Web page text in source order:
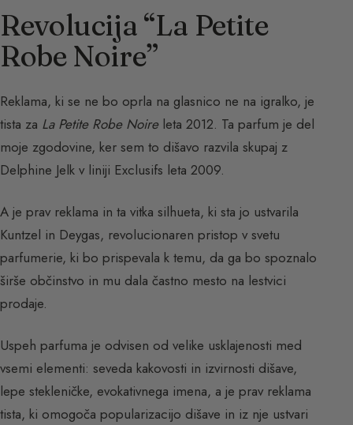
Revolucija “La Petite
Robe Noire”
Reklama, ki se ne bo oprla na glasnico ne na igralko, je
tista za La Petite Robe Noireleta 2012. Ta parfum je del
moje zgodovine, ker sem to dišavo razvila skupaj z
Delphine Jelk v liniji Exclusifs leta 2009.
A je prav reklama in ta vitka silhueta, ki sta jo ustvarila
Kuntzel in Deygas, revolucionaren pristop v svetu
parfumerie, ki bo prispevala k temu, da ga bo spoznalo
širše občinstvo in mu dala častno mesto na lestvici
prodaje.
Uspeh parfuma je odvisen od velike usklajenosti med
vsemi elementi: seveda kakovosti in izvirnosti dišave,
lepe stekleničke, evokativnega imena, a je prav reklama
tista, ki omogoča popularizacijo dišave in iz nje ustvari